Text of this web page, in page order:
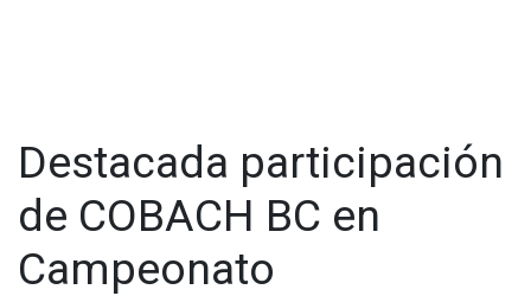
Destacada participación
de COBACH BC en
Campeonato